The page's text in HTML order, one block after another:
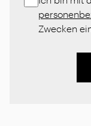
Zwecken